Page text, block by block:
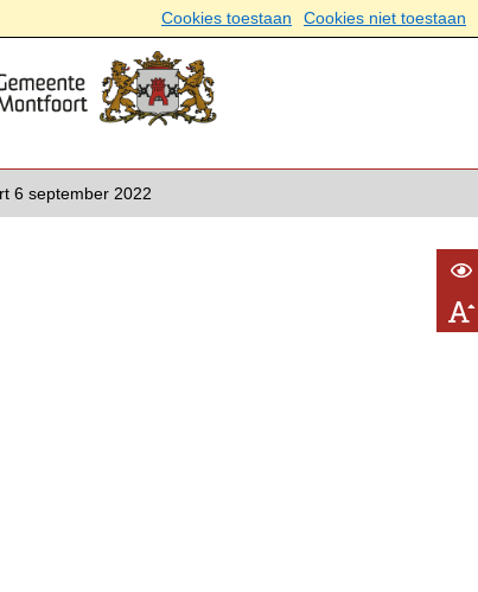
Cookies toestaan Cookies niet toestaan
6 september 2022